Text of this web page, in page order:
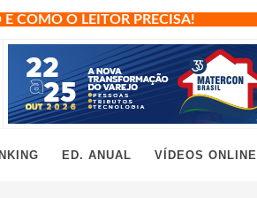
E COMO O LEITOR PRECISA!
ED. ANUAL VÍDEOS ONLINE